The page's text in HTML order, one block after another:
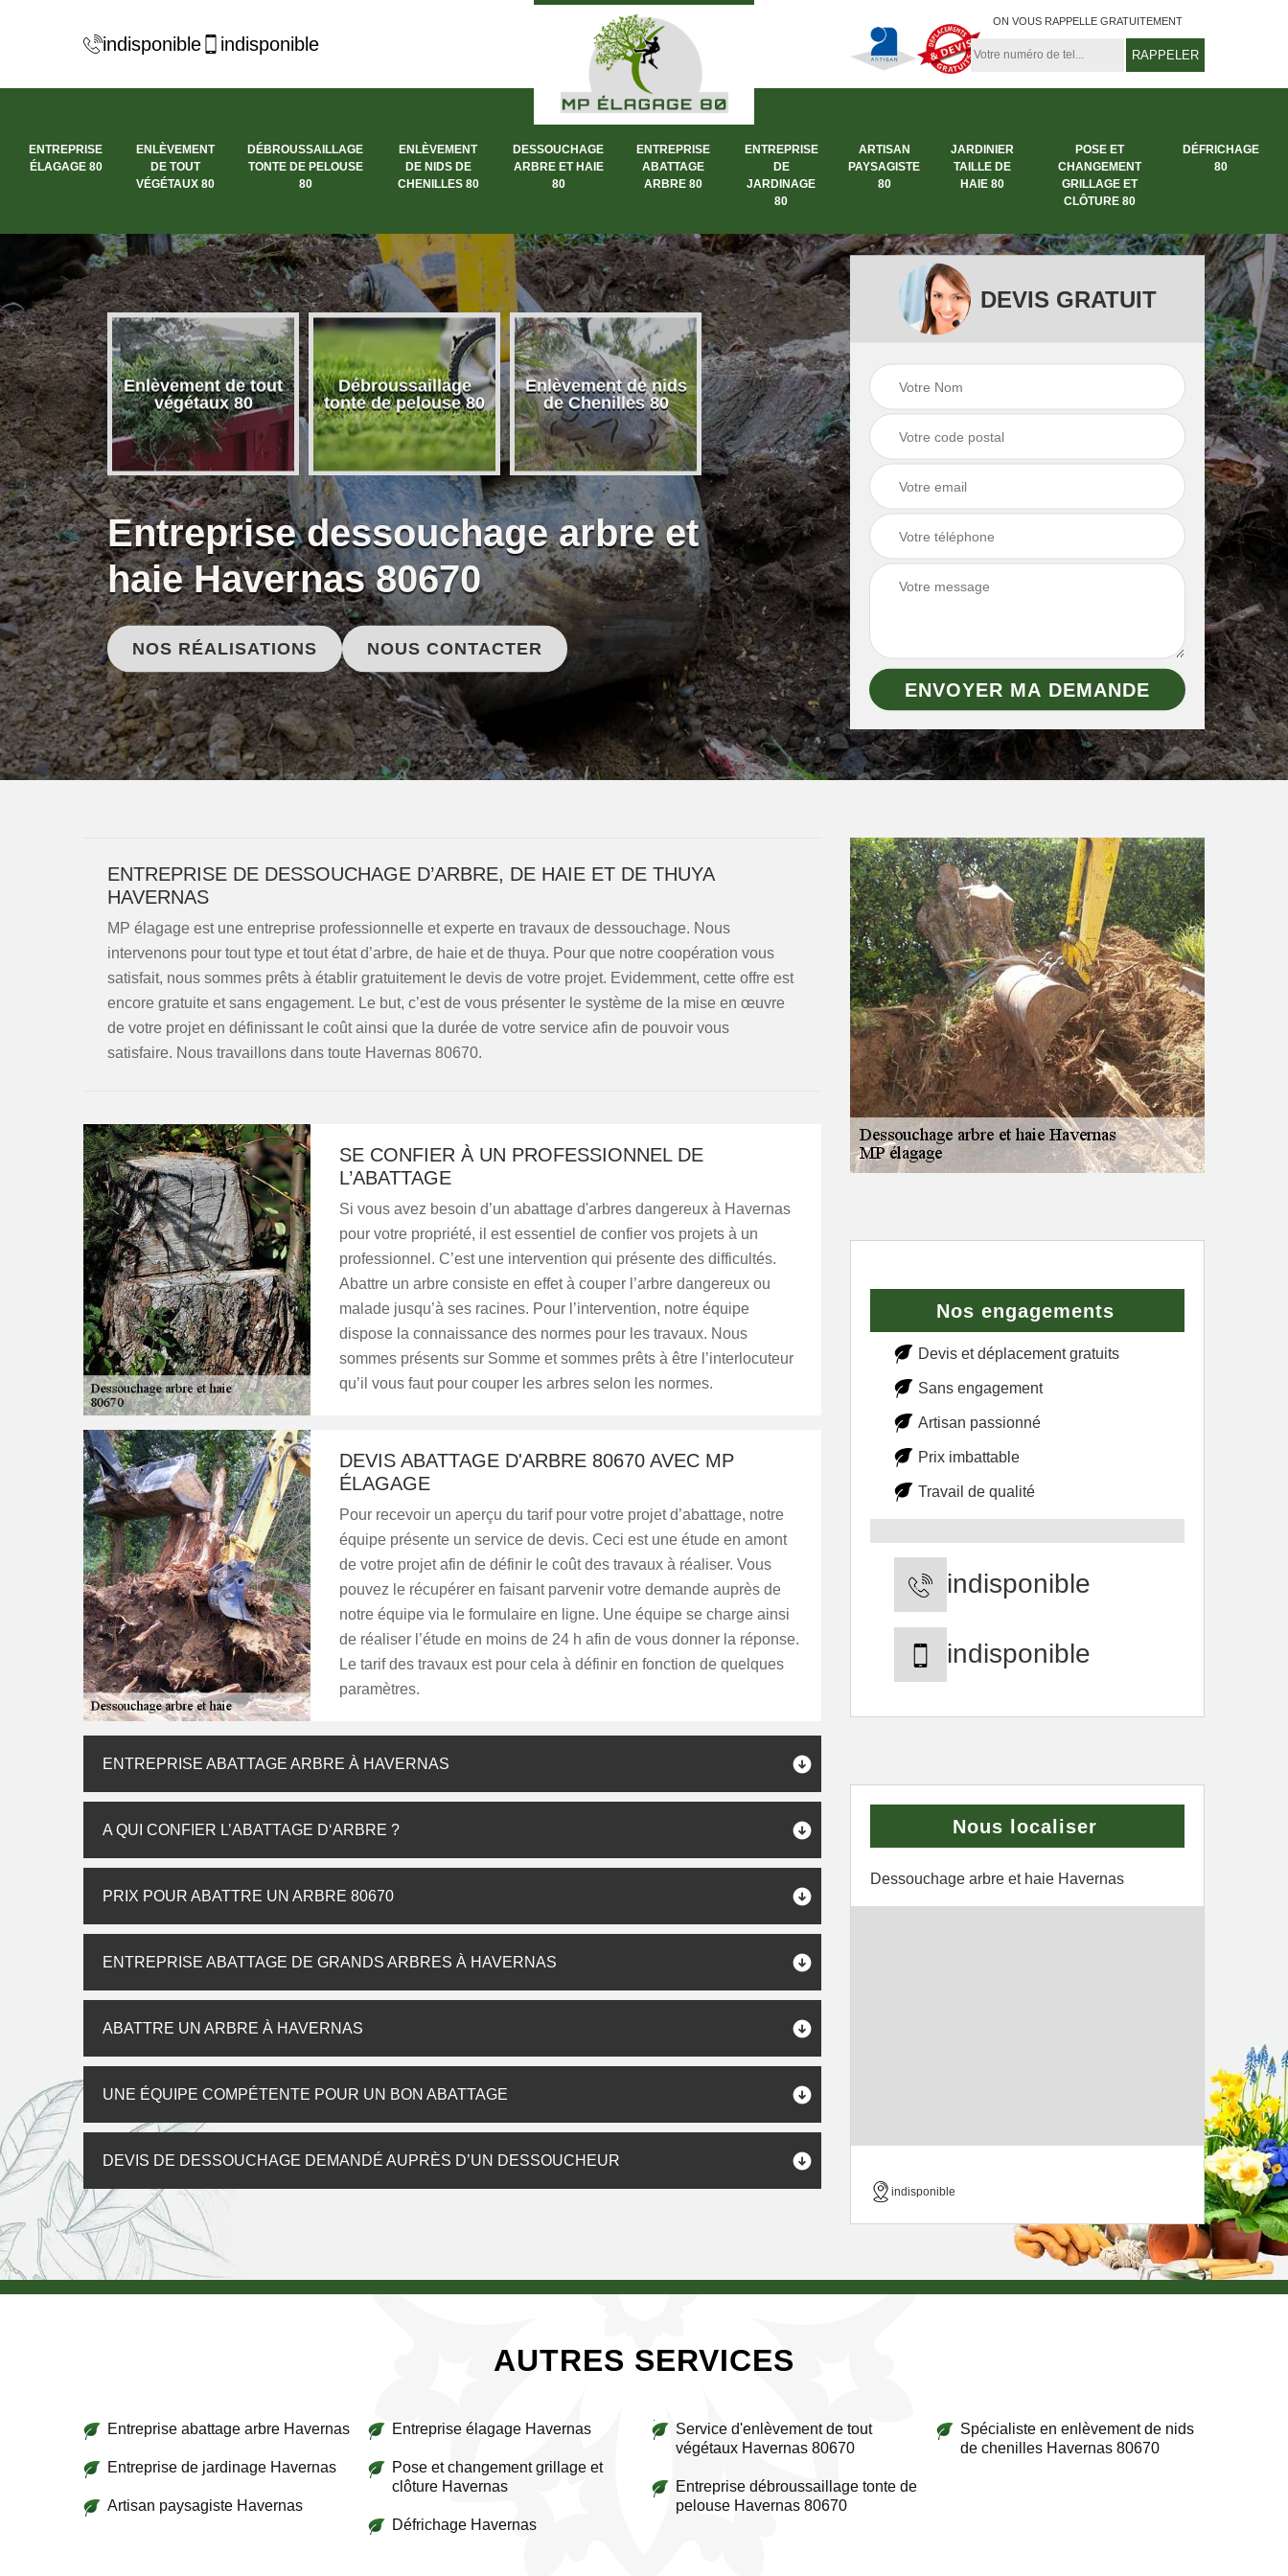
indisponible indisponible
ON VOUS RAPPELLE GRATUITEMENT
ENTREPRISE
ÉLAGAGE 80
ENLÈVEMENT
DE TOUT
VÉGÉTAUX 80
DÉBROUSSAILLAGE
TONTE DE PELOUSE
80
ENLÈVEMENT
DE NIDS DE
CHENILLES 80
DESSOUCHAGE
ARBRE ET HAIE
80
ENTREPRISE
ABATTAGE
ARBRE 80
ENTREPRISE
DE
JARDINAGE
80
ARTISAN
PAYSAGISTE
80
JARDINIER
TAILLE DE
HAIE 80
POSE ET
CHANGEMENT
GRILLAGE ET
CLÔTURE 80
DÉFRICHAGE
80
élagage
Enlèvement de tout
végétaux 80
Débroussaillage
tonte de pelouse 80
Enlèvement de nids
de Chenilles 80
Dessouchage arbre
et haie 80
Entreprise abattage
Entreprise de
jardinage 80
Entreprise dessouchage arbre et
haie Havernas 80670
NOS RÉALISATIONS NOUS CONTACTER
DEVIS GRATUIT
ENTREPRISE DE DESSOUCHAGE D’ARBRE, DE HAIE ET DE THUYA
HAVERNAS
MP élagage est une entreprise professionnelle et experte en travaux de dessouchage. Nous
intervenons pour tout type et tout état d’arbre, de haie et de thuya. Pour que notre coopération vous
satisfait, nous sommes prêts à établir gratuitement le devis de votre projet. Evidemment, cette offre est
encore gratuite et sans engagement. Le but, c’est de vous présenter le système de la mise en œuvre
de votre projet en définissant le coût ainsi que la durée de votre service afin de pouvoir vous
satisfaire. Nous travaillons dans toute Havernas 80670.
SE CONFIER À UN PROFESSIONNEL DE
L’ABATTAGE
Si vous avez besoin d’un abattage d'arbres dangereux à Havernas
pour votre propriété, il est essentiel de confier vos projets à un
professionnel. C’est une intervention qui présente des difficultés.
Abattre un arbre consiste en effet à couper l’arbre dangereux ou
malade jusqu’à ses racines. Pour l’intervention, notre équipe
dispose la connaissance des normes pour les travaux. Nous
sommes présents sur Somme et sommes prêts à être l’interlocuteur
qu’il vous faut pour couper les arbres selon les normes.
DEVIS ABATTAGE D'ARBRE 80670 AVEC MP
ÉLAGAGE
Pour recevoir un aperçu du tarif pour votre projet d’abattage, notre
équipe présente un service de devis. Ceci est une étude en amont
de votre projet afin de définir le coût des travaux à réaliser. Vous
pouvez le récupérer en faisant parvenir votre demande auprès de
notre équipe via le formulaire en ligne. Une équipe se charge ainsi
de réaliser l’étude en moins de 24 h afin de vous donner la réponse.
Le tarif des travaux est pour cela à définir en fonction de quelques
paramètres.
ENTREPRISE ABATTAGE ARBRE À HAVERNAS
A QUI CONFIER L’ABATTAGE D‘ARBRE ?
PRIX POUR ABATTRE UN ARBRE 80670
ENTREPRISE ABATTAGE DE GRANDS ARBRES À HAVERNAS
ABATTRE UN ARBRE À HAVERNAS
UNE ÉQUIPE COMPÉTENTE POUR UN BON ABATTAGE
DEVIS DE DESSOUCHAGE DEMANDÉ AUPRÈS D’UN DESSOUCHEUR
Nos engagements
Devis et déplacement gratuits
Sans engagement
Artisan passionné
Prix imbattable
Travail de qualité
indisponible
indisponible
Nous localiser
Dessouchage arbre et haie Havernas
indisponible
AUTRES SERVICES
Entreprise abattage arbre Havernas
Entreprise de jardinage Havernas
Artisan paysagiste Havernas
Entreprise élagage Havernas
Pose et changement grillage et
clôture Havernas
Défrichage Havernas
Service d'enlèvement de tout
végétaux Havernas 80670
Entreprise débroussaillage tonte de
pelouse Havernas 80670
Spécialiste en enlèvement de nids
de chenilles Havernas 80670